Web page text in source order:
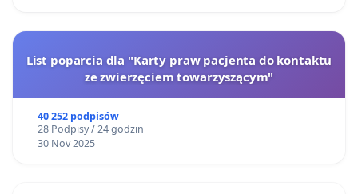
List poparcia dla "Karty praw pacjenta do kontaktu
ze zwierzęciem towarzyszącym"
40 252 podpisów
28 Podpisy / 24 godzin
30 Nov 2025